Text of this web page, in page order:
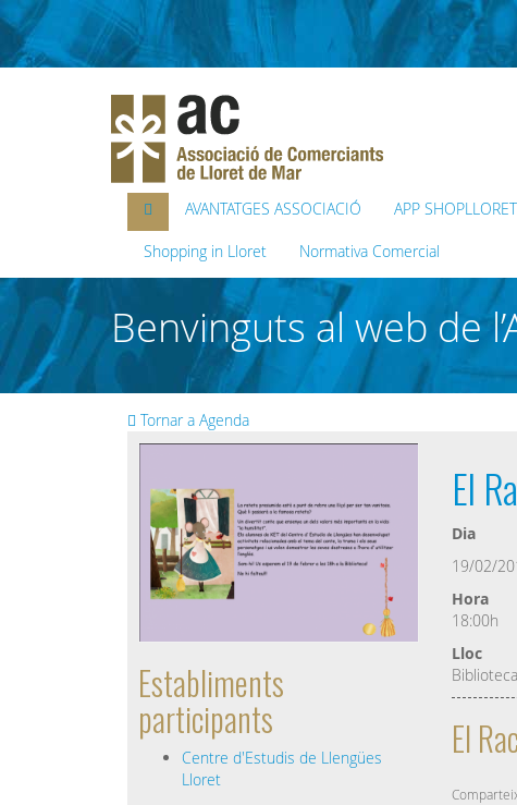
AVANTATGES ASSOCIACIÓ APP SHOPLLORET
Shopping in Lloret Normativa Comercial
Benvinguts al web de
Tornar a Agenda
Establiments
participants
Centre d'Estudis de Llengües
Lloret
El
Dia
19/02/
Hora
18:00h
Lloc
El